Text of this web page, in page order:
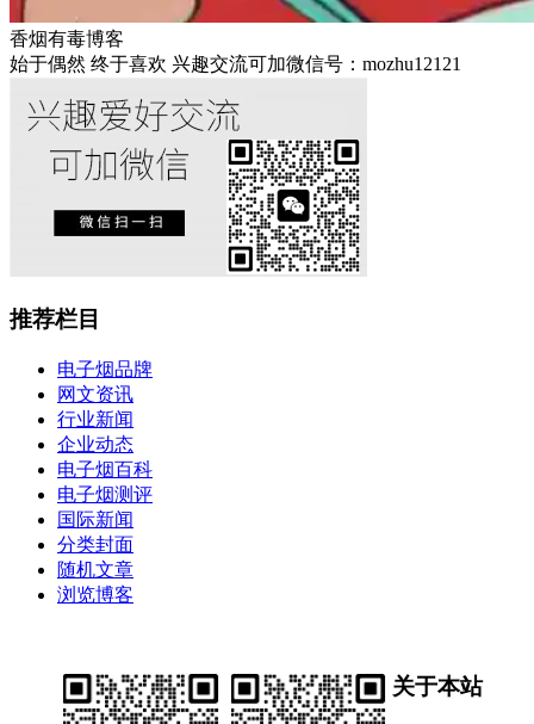
香烟有毒博客
始于偶然 终于喜欢 兴趣交流可加微信号：mozhu12121
推荐栏目
电子烟品牌
网文资讯
行业新闻
企业动态
电子烟百科
电子烟测评
国际新闻
分类封面
随机文章
浏览博客
关于本站